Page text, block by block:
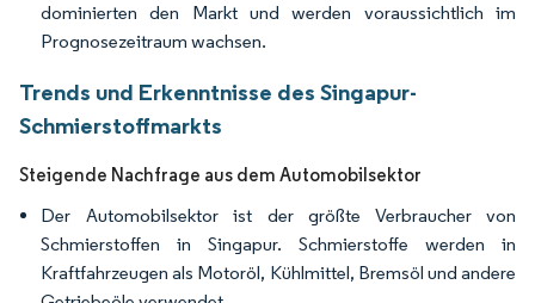
dominierten den Markt und werden voraussichtlich im
Prognosezeitraum wachsen.
Trends und Erkenntnisse des Singapur-
Schmierstoffmarkts
Steigende Nachfrage aus dem Automobilsektor
Der Automobilsektor ist der größte Verbraucher von
Schmierstoffen in Singapur. Schmierstoffe werden in
Kraftfahrzeugen als Motoröl, Kühlmittel, Bremsöl und andere